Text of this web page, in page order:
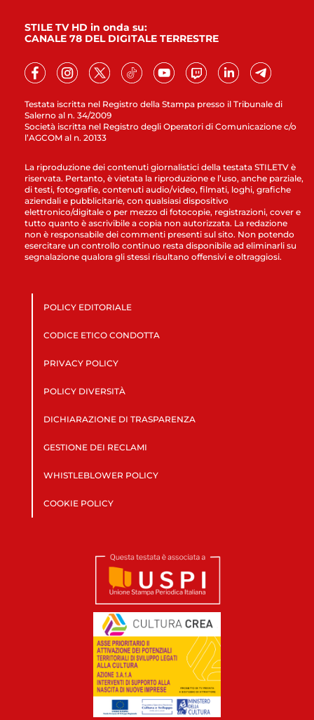
Testata iscritta nel Registro della Stampa presso il Tribunale di
Salerno al n. 34/2009
Società iscritta nel Registro degli Operatori di Comunicazione c/o
l’AGCOM al n. 20133
STILE TV HD in onda su:
CANALE 78 DEL DIGITALE TERRESTRE
La riproduzione dei contenuti giornalistici della testata STILETV è
riservata. Pertanto, è vietata la riproduzione e l’uso, anche parziale,
di testi, fotografie, contenuti audio/video, filmati, loghi, grafiche
aziendali e pubblicitarie, con qualsiasi dispositivo
elettronico/digitale o per mezzo di fotocopie, registrazioni, cover e
tutto quanto è ascrivibile a copia non autorizzata. La redazione
non è responsabile dei commenti presenti sul sito. Non potendo
esercitare un controllo continuo resta disponibile ad eliminarli su
segnalazione qualora gli stessi risultano offensivi e oltraggiosi.
POLICY EDITORIALE
CODICE ETICO CONDOTTA
PRIVACY POLICY
POLICY DIVERSITÀ
DICHIARAZIONE DI TRASPARENZA
GESTIONE DEI RECLAMI
WHISTLEBLOWER POLICY
COOKIE POLICY